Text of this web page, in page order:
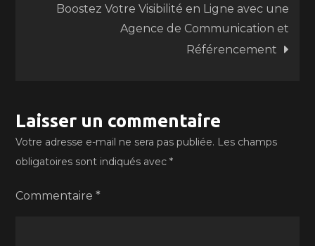
l’article
Boostez Votre Visibilité en Ligne avec une
Agence de Communication et
Référencement
Laisser un commentaire
Votre adresse e-mail ne sera pas publiée. Les champs
obligatoires sont indiqués avec*
Commentaire*